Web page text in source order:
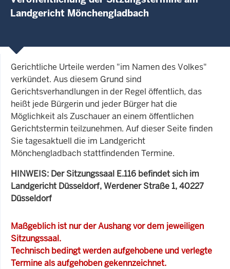
Landgericht Mönchengladbach
Gerichtliche Urteile werden "im Namen des Volkes"
verkündet. Aus diesem Grund sind
Gerichtsverhandlungen in der Regel öffentlich, das
heißt jede Bürgerin und jeder Bürger hat die
Möglichkeit als Zuschauer an einem öffentlichen
Gerichtstermin teilzunehmen. Auf dieser Seite finden
Sie tagesaktuell die im Landgericht
Mönchengladbach stattfindenden Termine.
HINWEIS: Der Sitzungssaal E.116 befindet sich im
Landgericht Düsseldorf, Werdener Straße 1, 40227
Düsseldorf
Maßgeblich ist nur der Aushang vor dem jeweiligen
Sitzungssaal.
Technisch bedingt werden aufgehobene und verlegte
Termine als aufgehoben gekennzeichnet.